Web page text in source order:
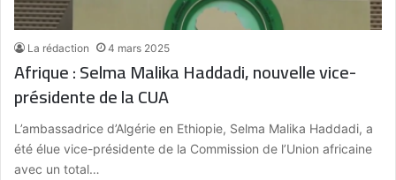
La rédaction 4 mars 2025
Afrique : Selma Malika Haddadi, nouvelle vice-
présidente de la CUA
L’ambassadrice d’Algérie en Ethiopie, Selma Malika Haddadi, a
été élue vice-présidente de la Commission de l’Union africaine
avec un total…